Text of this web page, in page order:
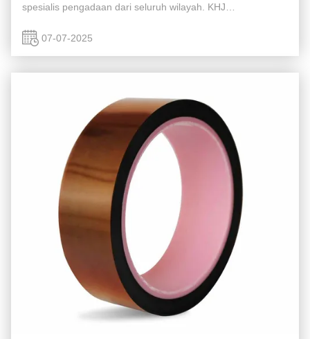
spesialis pengadaan dari seluruh wilayah. KHJ
dengan pasar dan mendemonstrasikan kemajuan ...
07-07-2025